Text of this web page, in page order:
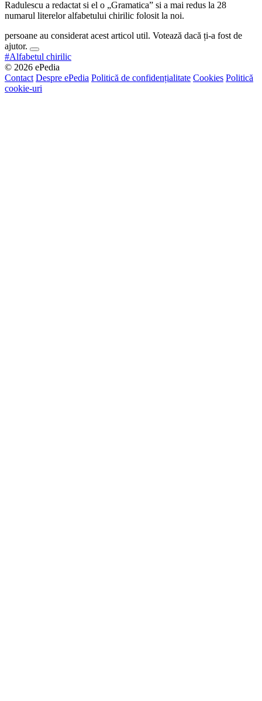
Radulescu a redactat si el o „Gramatica” si a mai redus la 28
numarul literelor alfabetului chirilic folosit la noi.
persoane au considerat acest articol util. Votează dacă ți-a fost de
ajutor.
#Alfabetul chirilic
© 2026 ePedia
Contact Despre ePedia Politică de confidențialitate Cookies Politică
cookie-uri